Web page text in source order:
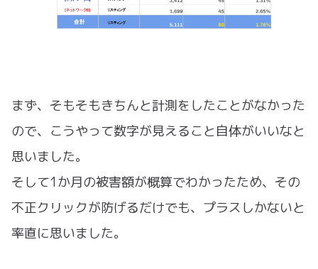
まず、そもそもきちんと計測をしたことがなかった
ので、こうやって数字が見えること自体がいいなと
思いました。
そして1か月の被害額が概算でわかったため、その
不正クリックが防げるだけでも、プラスしかないと
率直に思いました。